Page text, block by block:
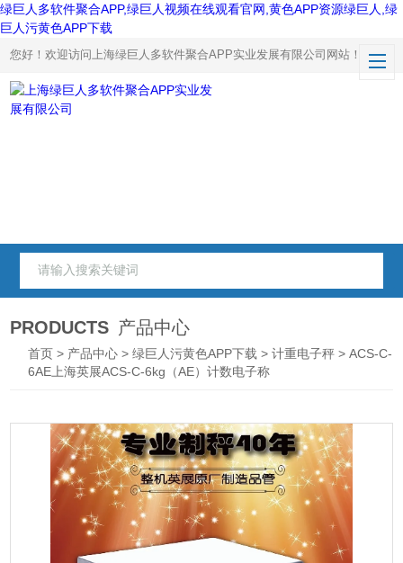
绿巨人多软件聚合APP,绿巨人视频在线观看官网,黄色APP资源绿巨人,绿
巨人污黄色APP下载
您好！欢迎访问上海绿巨人多软件聚合APP实业发展有限公司网站！
PRODUCTS 产品中心
首页 > 产品中心 >绿巨人污黄色APP下载 >计重电子秤 > ACS-C-
6AE上海英展ACS-C-6kg（AE）计数电子称